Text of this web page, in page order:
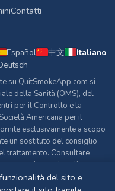
Contatti
Español 中文
Italiano
su QuitSmokeApp.com si
della Sanità (OMS), del
per il Controllo e la
Americana per il
esclusivamente a scopo
un sostituto del consiglio
trattamento. Consultare
per domande sulla
del sito e